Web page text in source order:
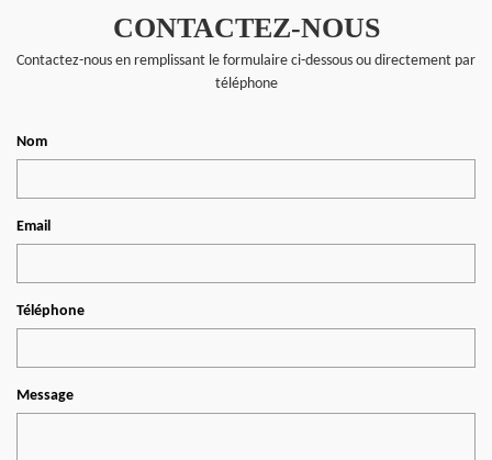
CONTACTEZ-NOUS
Contactez-nous en remplissant le formulaire ci-dessous ou directement par
téléphone
Nom
Email
Téléphone
Message